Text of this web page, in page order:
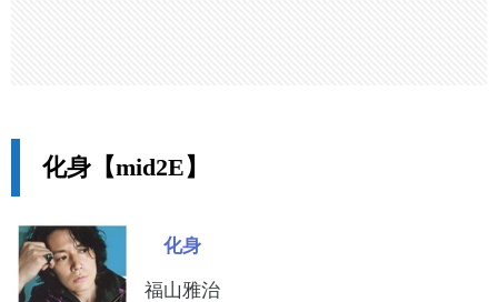
化身【mid2E】
化身
福山雅治